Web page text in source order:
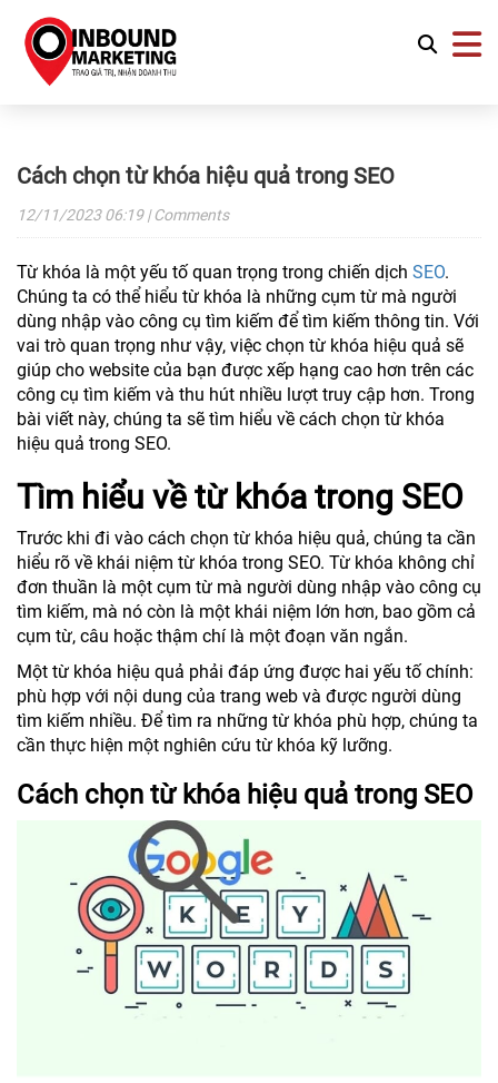
Cách chọn từ khóa hiệu quả trong SEO
12/11/202306:19| Comments
Từ khóa là một yếu tố quan trọng trong chiến dịch SEO.
Chúng ta có thể hiểu từ khóa là những cụm từ mà người
dùng nhập vào công cụ tìm kiếm để tìm kiếm thông tin. Với
vai trò quan trọng như vậy, việc chọn từ khóa hiệu quả sẽ
giúp cho website của bạn được xếp hạng cao hơn trên các
công cụ tìm kiếm và thu hút nhiều lượt truy cập hơn. Trong
bài viết này, chúng ta sẽ tìm hiểu về cách chọn từ khóa
hiệu quả trong SEO.
Tìm hiểu về từ khóa trong SEO
Trước khi đi vào cách chọn từ khóa hiệu quả, chúng ta cần
hiểu rõ về khái niệm từ khóa trong SEO. Từ khóa không chỉ
đơn thuần là một cụm từ mà người dùng nhập vào công cụ
tìm kiếm, mà nó còn là một khái niệm lớn hơn, bao gồm cả
cụm từ, câu hoặc thậm chí là một đoạn văn ngắn.
Một từ khóa hiệu quả phải đáp ứng được hai yếu tố chính:
phù hợp với nội dung của trang web và được người dùng
tìm kiếm nhiều. Để tìm ra những từ khóa phù hợp, chúng ta
cần thực hiện một nghiên cứu từ khóa kỹ lưỡng.
Cách chọn từ khóa hiệu quả trong SEO